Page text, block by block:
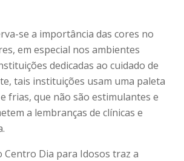
se a importância das cores no
em especial nos ambientes
dedicadas ao cuidado de
tais instituições usam uma paleta
frias, que não são estimulantes e
a lembranças de clínicas e
Centro Dia para Idosos traz a